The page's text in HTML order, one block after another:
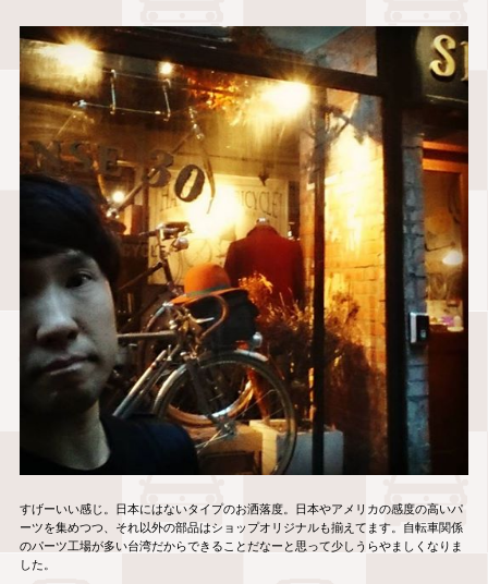
すげーいい感じ。日本にはないタイプのお洒落度。日本やアメリカの感度の高いパ
ーツを集めつつ、それ以外の部品はショップオリジナルも揃えてます。自転車関係
のパーツ工場が多い台湾だからできることだなーと思って少しうらやましくなりま
した。